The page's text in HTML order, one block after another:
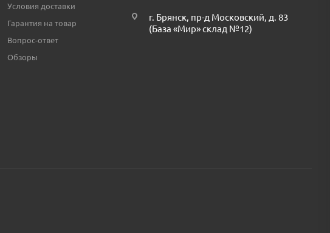
Условия доставки
Гарантия на товар
Вопрос-ответ
Обзоры
г. Брянск, пр-д Московский, д. 83
(База «Мир» склад №12)